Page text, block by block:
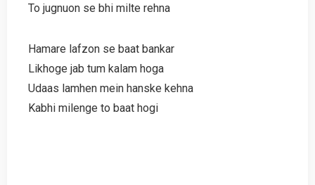
To jugnuon se bhi milte rehna
Hamare lafzon se baat bankar
Likhoge jab tum kalam hoga
Udaas lamhen mein hanske kehna
Kabhi milenge to baat hogi